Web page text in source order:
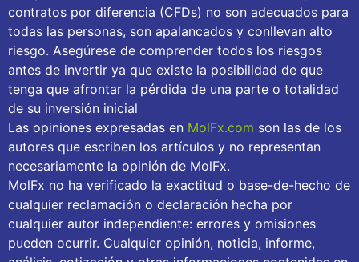
contratos por diferencia (CFDs) no son adecuados para
todas las personas, son apalancados y conllevan alto
riesgo. Asegúrese de comprender todos los riesgos
antes de invertir ya que existe la posibilidad de que
tenga que afrontar la pérdida de una parte o totalidad
de su inversión inicial
Las opiniones expresadas en MolFx.com son las de los
autores que escriben los artículos y no representan
necesariamente la opinión de MolFx.
MolFx no ha verificado la exactitud o base-de-hecho de
cualquier reclamación o declaración hecha por
cualquier autor independiente: errores y omisiones
pueden ocurrir. Cualquier opinión, noticia, informe,